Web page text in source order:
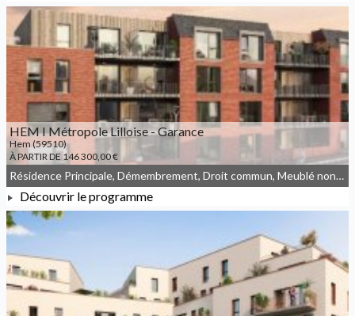
À PARTIR DE 277 500,00 €
HEM I Métropole Lilloise - Garance
Hem (59510)
À PARTIR DE 146 300,00 €
À PARTIR DE 146 300,00 €
Résidence Principale, Démembrement, Droit commun, Meublé non géré
Découvrir le programme